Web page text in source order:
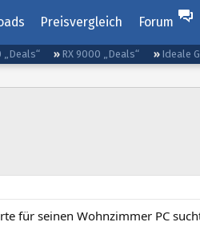
Preisvergleich Forum
„Deals“ RX 9000 „Deals“ Ideale
für seinen Wohnzimmer PC